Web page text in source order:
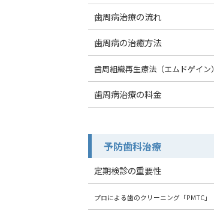
歯周病治療の流れ
歯周病の治癒方法
歯周組織再生療法（エムドゲイン）
歯周病治療の料金
予防歯科治療
定期検診の重要性
プロによる歯のクリーニング「PMTC」